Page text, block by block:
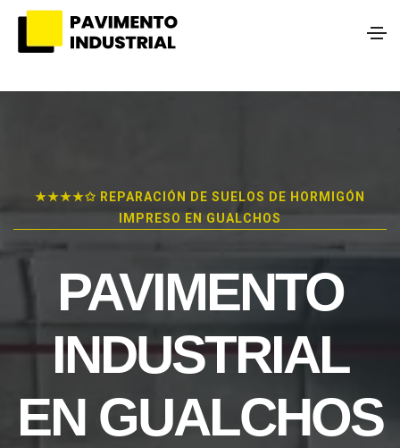
★★★★✩ REPARACIÓN DE SUELOS DE HORMIGÓN
IMPRESO EN GUALCHOS
PAVIMENTO
INDUSTRIAL
EN GUALCHOS